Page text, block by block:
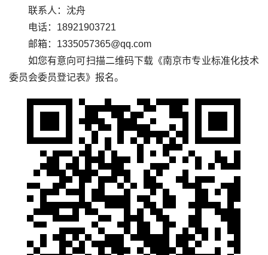
联系人：沈舟
电话： 18921903721
邮箱： 1335057365@qq.com
如您有意向可扫描二维码下载《南京市专业标准化技术
委员会委员登记表》报名。